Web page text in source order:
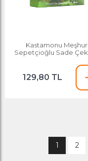
Kastamonu Meşhur
Sepetçioğlu Sade Çekme
129,80 TL
1 2